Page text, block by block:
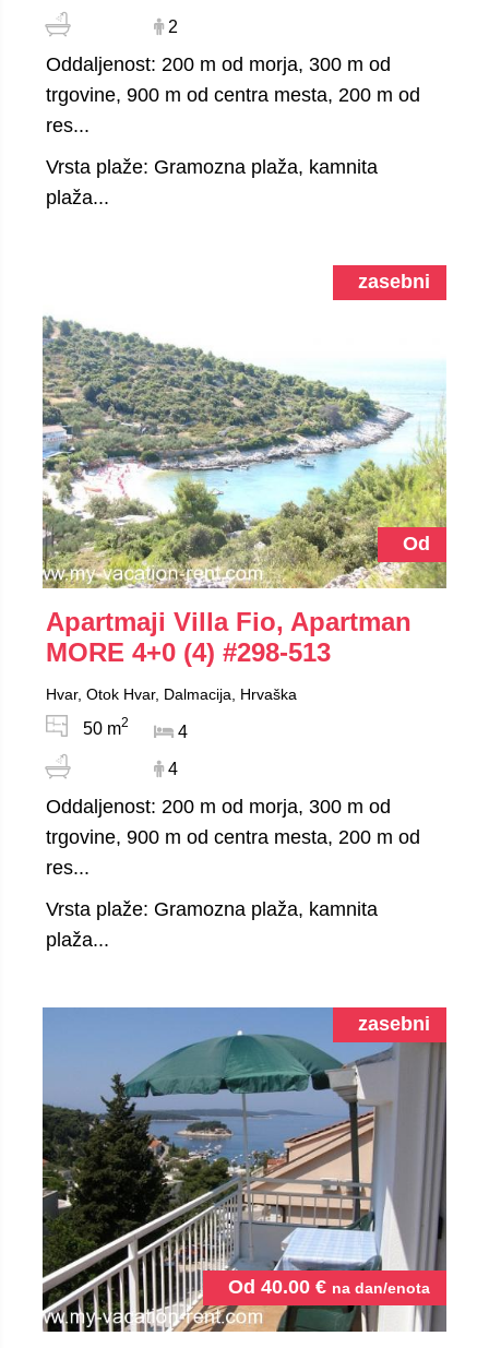
2
Oddaljenost: 200 m od morja, 300 m od
trgovine, 900 m od centra mesta, 200 m od
res...
Vrsta plaže: Gramozna plaža, kamnita
plaža...
Od
zasebni
Apartmaji Villa Fio, Apartman
MORE 4+0 (4) #298-513
Hvar, Otok Hvar, Dalmacija, Hrvaška
50 m2
4
4
Oddaljenost: 200 m od morja, 300 m od
trgovine, 900 m od centra mesta, 200 m od
res...
Vrsta plaže: Gramozna plaža, kamnita
plaža...
Od 40.00 € na dan/enota
zasebni